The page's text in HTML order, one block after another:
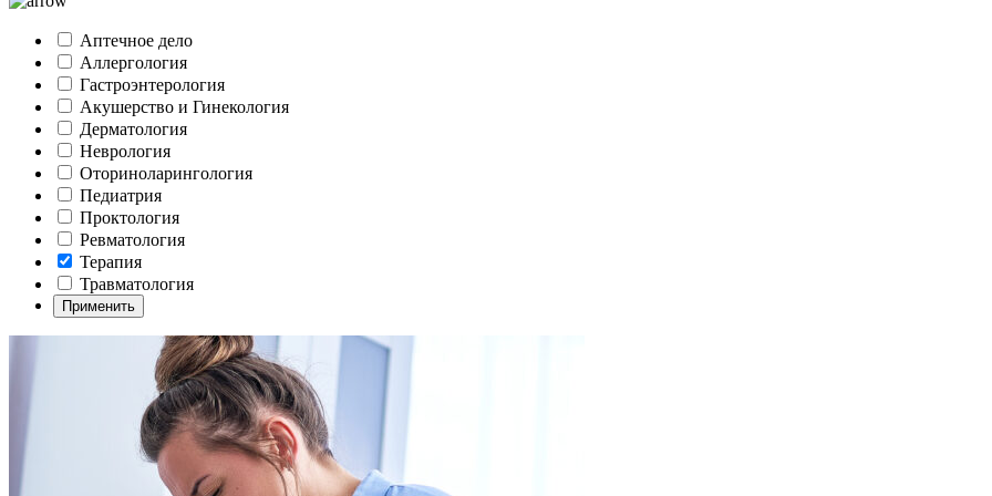
Аптечное дело
Аллергология
Гастроэнтерология
Акушерство и Гинекология
Дерматология
Неврология
Оториноларингология
Педиатрия
Проктология
Ревматология
Терапия
Травматология
Применить